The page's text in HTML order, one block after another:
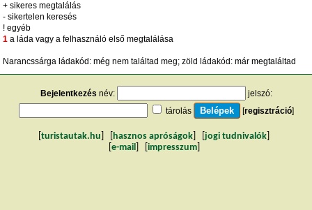
+ sikeres megtalálás
- sikertelen keresés
! egyéb
1 a láda vagy a felhasználó első megtalálása
Narancssárga ládakód: még nem találtad meg; zöld ládakód: már megtaláltad
Bejelentkezés név:
jelszó:
tárolás
[regisztráció]
turistautak.hu hasznos apróságok jogi tudnivalók
e-mail impresszum]